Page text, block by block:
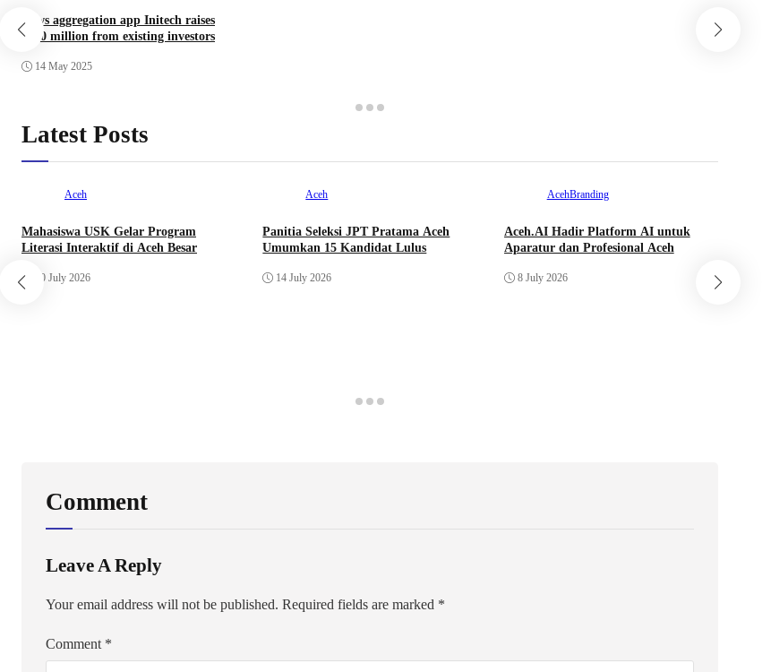
News aggregation app Initech raises
$100 million from existing investors
14 May 2025
Latest Posts
Aceh
Mahasiswa USK Gelar Program
Literasi Interaktif di Aceh Besar
20 July 2026
Aceh
Panitia Seleksi JPT Pratama Aceh
Umumkan 15 Kandidat Lulus
14 July 2026
AcehBranding
Aceh.AI Hadir Platform AI untuk
Aparatur dan Profesional Aceh
8 July 2026
Comment
Leave A Reply
Your email address will not be published. Required fields are marked *
Comment *